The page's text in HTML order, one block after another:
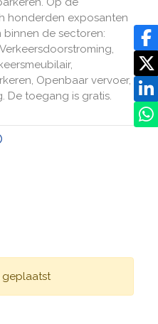
honderden exposanten
de sectoren:
Openbaar vervoer,
De toegang is gratis.
geplaatst